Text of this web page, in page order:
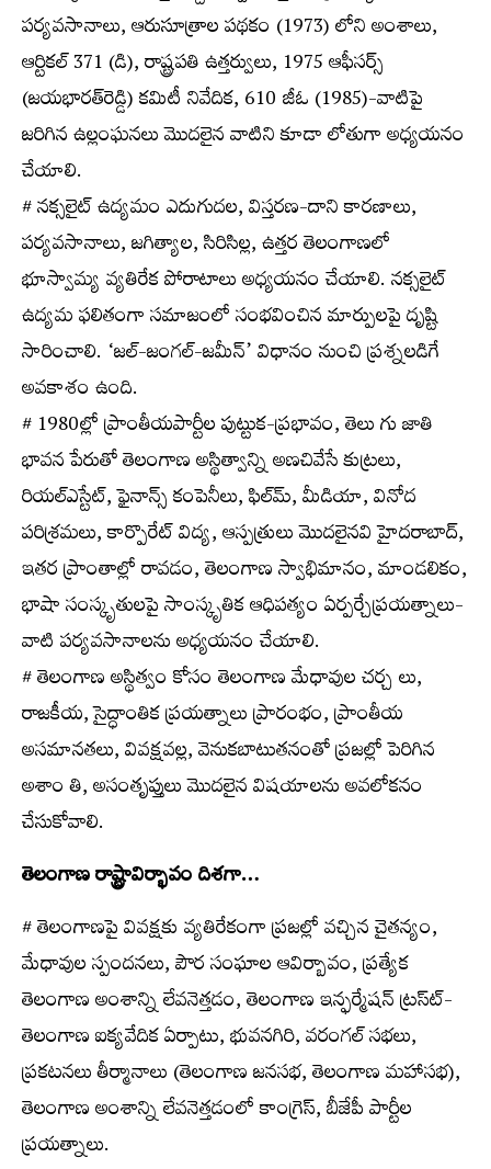
పర్యవసానాలు, ఆరుసూత్రాల పథకం (1973) లోని అంశాలు,
ఆర్టికల్‌ 371 (డి), రాష్ట్రపతి ఉత్తర్వులు, 1975 ఆఫీసర్స్​‍
(జయభారత్‌రెడ్డి) కమిటీ నివేదిక, 610 జీఓ (1985)-వాటిపై
జరిగిన ఉల్లంఘనలు మొదలైన వాటిని కూడా లోతుగా అధ్యయనం
చేయాలి.
# నక్సలైట్‌ ఉద్యమం ఎదుగుదల, విస్తరణ-దాని కారణాలు,
పర్యవసానాలు, జగిత్యాల, సిరిసిల్ల, ఉత్తర తెలంగాణలో
భూస్వామ్య వ్యతిరేక పోరాటాలు అధ్యయనం చేయాలి. నక్సలైట్‌
ఉద్యమ ఫలితంగా సమాజంలో సంభవించిన మార్పులపై దృష్టి
సారించాలి. ‘జల్‌-జంగల్‌-జమీన్‌’ విధానం నుంచి ప్రశ్నలడిగే
అవకాశం ఉంది.
# 1980ల్లో ప్రాంతీయపార్టీల పుట్టుక-ప్రభావం, తెలు గు జాతి
భావన పేరుతో తెలంగాణ అస్థిత్వాన్ని అణచివేసే కుట్రలు,
రియల్‌ఎస్టేట్‌, ఫైనాన్స్​‍ కంపెనీలు, ఫిల్మ్‍, మీడియా, వినోద
పరిశ్రమలు, కార్పొరేట్‌ విద్య, ఆస్పత్రులు మొదలైనవి హైదరాబాద్‌,
ఇతర ప్రాంతాల్లో రావడం, తెలంగాణ స్వాభిమానం, మాండలికం,
భాషా సంస్కృతులపై సాంస్కృతిక ఆధిపత్యం ఏర్పర్చేప్రయత్నాలు-
వాటి పర్యవసానాలను అధ్యయనం చేయాలి.
# తెలంగాణ అస్థిత్వం కోసం తెలంగాణ మేధావుల చర్చ లు,
రాజకీయ, సైద్ధాంతిక ప్రయత్నాలు ప్రారంభం, ప్రాంతీయ
అసమానతలు, వివక్షవల్ల, వెనుకబాటుతనంతో ప్రజల్లో పెరిగిన
అశాం తి, అసంతృప్తులు మొదలైన విషయాలను అవలోకనం
చేసుకోవాలి.
తెలంగాణ రాష్ట్రావిర్భావం దిశగా…
# తెలంగాణపై వివక్షకు వ్యతిరేకంగా ప్రజల్లో వచ్చిన చైతన్యం,
మేధావుల స్పందనలు, పౌర సంఘాల ఆవిర్బావం, ప్రత్యేక
తెలంగాణ అంశాన్ని లేవనెత్తడం, తెలంగాణ ఇన్ఫర్మేషన్‌ ట్రస్ట్‍-
తెలంగాణ ఐక్యవేదిక ఏర్పాటు, భువనగిరి, వరంగల్‌ సభలు,
ప్రకటనలు తీర్మానాలు (తెలంగాణ జనసభ, తెలంగాణ మహాసభ),
తెలంగాణ అంశాన్ని లేవనెత్తడంలో కాంగ్రెస్, బీజేపీ పార్టీల
ప్రయత్నాలు.